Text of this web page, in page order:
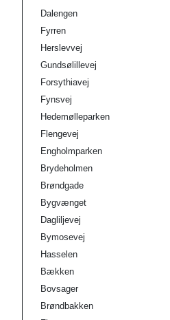
Dalengen
Fyrren
Herslevvej
Gundsølillevej
Forsythiavej
Fynsvej
Hedemølleparken
Flengevej
Engholmparken
Brydeholmen
Brøndgade
Bygvænget
Dagliljevej
Bymosevej
Hasselen
Bækken
Bovsager
Brøndbakken